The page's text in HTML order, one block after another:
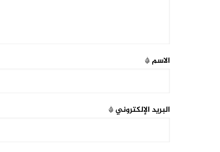
الاسم*
البريد الإلكتروني*